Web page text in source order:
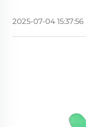
2025-07-04 15:37:56